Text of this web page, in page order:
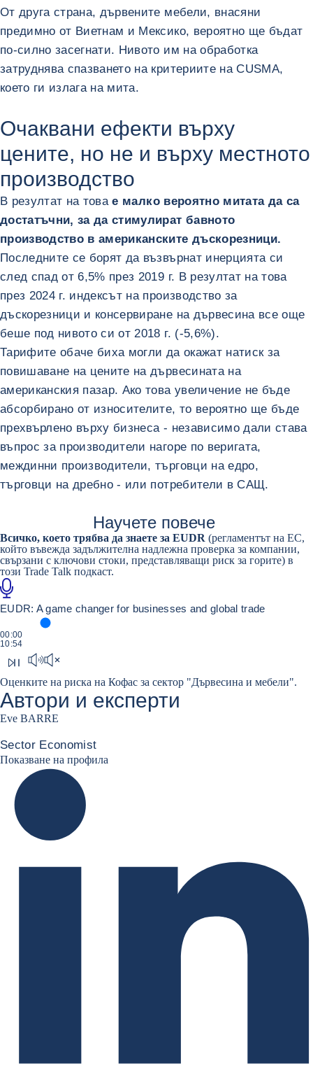
От друга страна, дървените мебели, внасяни
предимно от Виетнам и Мексико, вероятно ще бъдат
по-силно засегнати. Нивото им на обработка
затруднява спазването на критериите на CUSMA,
което ги излага на мита.
Очаквани ефекти върху
цените, но не и върху местното
производство
В резултат на товае малко вероятно митата да са
достатъчни, за да стимулират бавното
производство в американските дъскорезници.
Последните се борят да възвърнат инерцията си
след спад от 6,5% през 2019 г. В резултат на това
през 2024 г. индексът на производство за
дъскорезници и консервиране на дървесина все още
беше под нивото си от 2018 г. (-5,6%).
Тарифите обаче биха могли да окажат натиск за
повишаване на цените на дървесината на
американския пазар. Ако това увеличение не бъде
абсорбирано от износителите, то вероятно ще бъде
прехвърлено върху бизнеса - независимо дали става
въпрос за производители нагоре по веригата,
междинни производители, търговци на едро,
търговци на дребно - или потребители в САЩ.
Научете повече
Всичко, което трябва да знаете за EUDR (регламентът на ЕС,
който въвежда задължителна надлежна проверка за компании,
свързани с ключови стоки, представляващи риск за горите) в
този Trade Talk подкаст.
EUDR: A game changer for businesses and global trade
ПРЕКАРАНО ВРЕМЕ
00:00
ПРОДЪЛЖИТЕЛНОСТ
10:54
Пускане на подкаста
Mute sound
Оценките на риска на Кофас за сектор "Дървесина и мебели".
Автори и експерти
Eve BARRE
Sector Economist
Показване на профила